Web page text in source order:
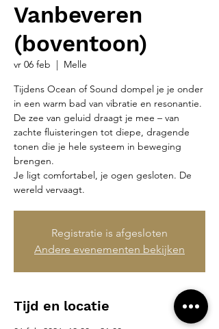
Vanbeveren
(boventoon)
vr 06 feb
  |
Melle
Tijdens Ocean of Sound dompel je je onder
in een warm bad van vibratie en resonantie.
De zee van geluid draagt je mee – van
zachte fluisteringen tot diepe, dragende
tonen die je hele systeem in beweging
brengen.
Je ligt comfortabel, je ogen gesloten. De
wereld vervaagt.
Registratie is afgesloten
Andere evenementen bekijken
Tijd en locatie